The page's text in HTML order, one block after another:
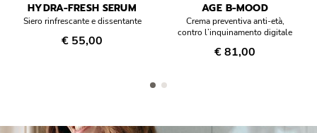
HYDRA-FRESH SERUM
Siero rinfrescante e dissentante
€ 55,00
AGE B-MOOD
Crema preventiva anti-età,
contro l’inquinamento digitale
€ 81,00